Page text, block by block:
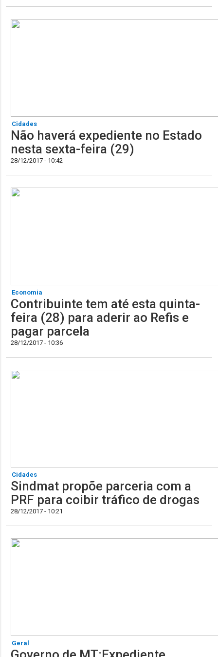
Cidades
Não haverá expediente no Estado
nesta sexta-feira (29)
28/12/2017 - 10:42
Economia
Contribuinte tem até esta quinta-
feira (28) para aderir ao Refis e
pagar parcela
28/12/2017 - 10:36
Cidades
Sindmat propõe parceria com a
PRF para coibir tráfico de drogas
28/12/2017 - 10:21
Geral